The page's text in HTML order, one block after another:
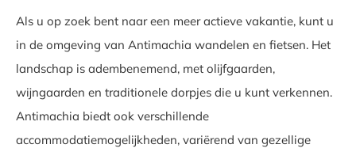
Als u op zoek bent naar een meer actieve vakantie, kunt u
in de omgeving van Antimachia wandelen en fietsen. Het
landschap is adembenemend, met olijfgaarden,
wijngaarden en traditionele dorpjes die u kunt verkennen.
Antimachia biedt ook verschillende
accommodatiemogelijkheden, variërend van gezellige